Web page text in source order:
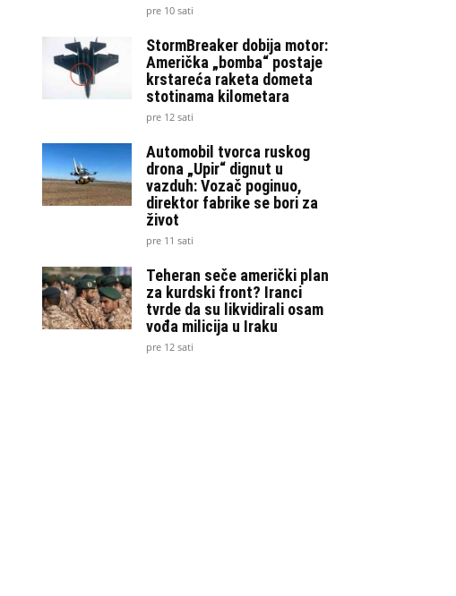
pre 10 sati
StormBreaker dobija motor:
Američka „bomba“ postaje
krstareća raketa dometa
stotinama kilometara
pre 12 sati
Automobil tvorca ruskog
drona „Upir“ dignut u
vazduh: Vozač poginuo,
direktor fabrike se bori za
život
pre 11 sati
Teheran seče američki plan
za kurdski front? Iranci
tvrde da su likvidirali osam
vođa milicija u Iraku
pre 12 sati